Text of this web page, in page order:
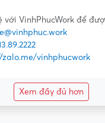
với VinhPhucWork để
zalo.me/vinhphucwork
Xem đầy đủ hơn